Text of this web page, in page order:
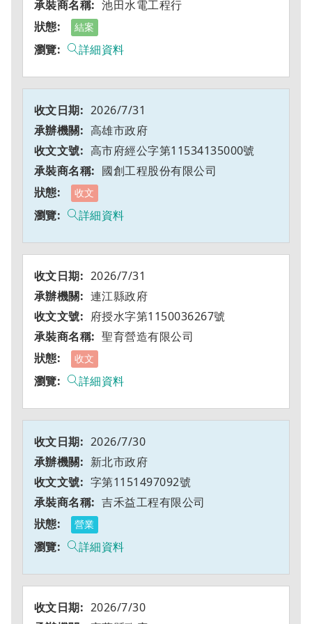
池田水電工程行
結案
詳細資料
2026/7/31
高雄市政府
高市府經公字第11534135000號
國創工程股份有限公司
收文
詳細資料
2026/7/31
連江縣政府
府授水字第1150036267號
聖育營造有限公司
收文
詳細資料
2026/7/30
新北市政府
字第1151497092號
吉禾益工程有限公司
營業
詳細資料
2026/7/30